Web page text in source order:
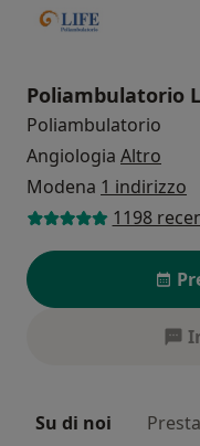
Poliambulatorio
Poliambulatorio
Angiologia Altro
Modena 1 indirizzo
1198
Su di noi